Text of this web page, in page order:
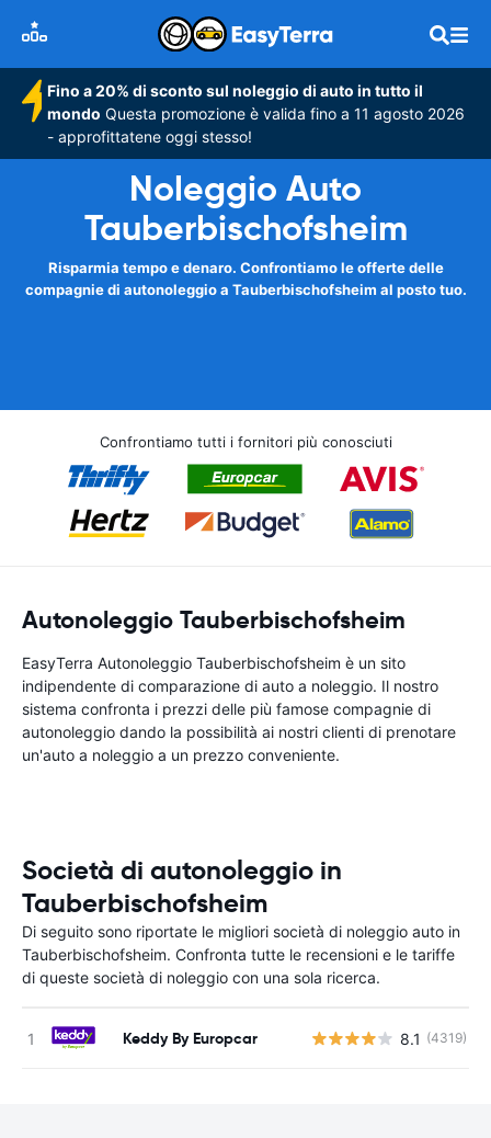
Fino a 20% di sconto sul noleggio di auto in tutto il
mondo Questa promozione è valida fino a 11 agosto 2026
- approfittatene oggi stesso!
Noleggio Auto
Tauberbischofsheim
Risparmia tempo e denaro. Confrontiamo le offerte delle
compagnie di autonoleggio a Tauberbischofsheim al posto tuo.
Confrontiamo tutti i fornitori più conosciuti
Autonoleggio Tauberbischofsheim
EasyTerra Autonoleggio Tauberbischofsheim è un sito
indipendente di comparazione di auto a noleggio. Il nostro
sistema confronta i prezzi delle più famose compagnie di
autonoleggio dando la possibilità ai nostri clienti di prenotare
un'auto a noleggio a un prezzo conveniente.
Società di autonoleggio in
Tauberbischofsheim
Di seguito sono riportate le migliori società di noleggio auto in
Tauberbischofsheim. Confronta tutte le recensioni e le tariffe
di queste società di noleggio con una sola ricerca.
Keddy By Europcar 8.1 (4319)